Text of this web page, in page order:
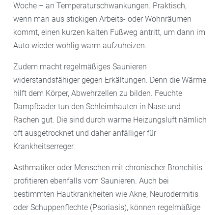
Woche – an Temperaturschwankungen. Praktisch,
wenn man aus stickigen Arbeits- oder Wohnräumen
kommt, einen kurzen kalten Fußweg antritt, um dann im
Auto wieder wohlig warm aufzuheizen.
Zudem macht regelmäßiges Saunieren
widerstandsfähiger gegen Erkältungen. Denn die Wärme
hilft dem Körper, Abwehrzellen zu bilden. Feuchte
Dampfbäder tun den Schleimhäuten in Nase und
Rachen gut. Die sind durch warme Heizungsluft nämlich
oft ausgetrocknet und daher anfälliger für
Krankheitserreger.
Asthmatiker oder Menschen mit chronischer Bronchitis
profitieren ebenfalls vom Saunieren. Auch bei
bestimmten Hautkrankheiten wie Akne, Neurodermitis
oder Schuppenflechte (Psoriasis), können regelmäßige